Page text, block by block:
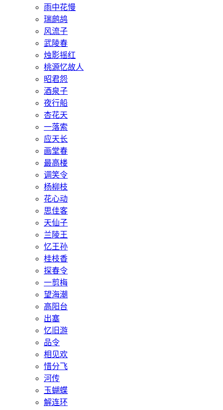
雨中花慢
瑞鹧鸪
风流子
武陵春
烛影摇红
桃源忆故人
昭君怨
酒泉子
夜行船
杏花天
一落索
应天长
画堂春
最高楼
调笑令
杨柳枝
花心动
思佳客
天仙子
兰陵王
忆王孙
桂枝香
探春令
一剪梅
望海潮
高阳台
出塞
忆旧游
品令
相见欢
惜分飞
河传
玉蝴蝶
解连环